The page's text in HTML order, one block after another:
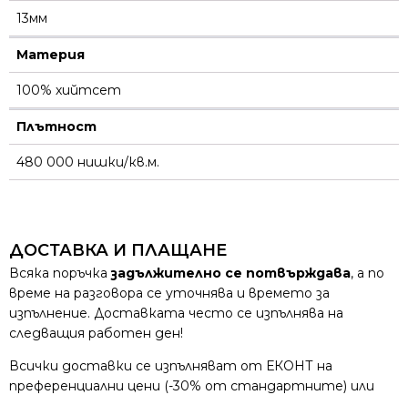
13мм
Материя
100% хийтсет
Плътност
480 000 нишки/кв.м.
ДОСТАВКА И ПЛАЩАНЕ
Всяка поръчказадължително се потвърждава, а по
време на разговора се уточнява и времето за
изпълнение. Доставката често се изпълнява на
следващия работен ден!
Всички доставки се изпълняват от ЕКОНТ на
преференциални цени (-30% от стандартните) или